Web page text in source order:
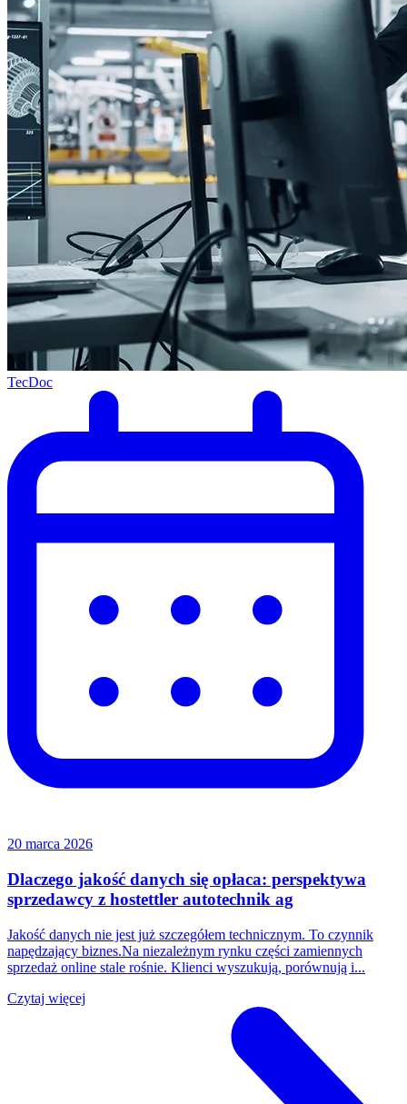
TecDoc
20 marca 2026
Dlaczego jakość danych się opłaca: perspektywa
sprzedawcy z hostettler autotechnik ag
Jakość danych nie jest już szczegółem technicznym. To czynnik
napędzający biznes.Na niezależnym rynku części zamiennych
sprzedaż online stale rośnie. Klienci wyszukują, porównują i...
Czytaj więcej